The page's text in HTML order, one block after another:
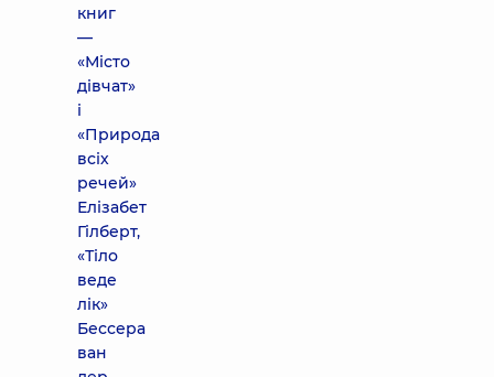
книг
—
«Місто
дівчат»
і
«Природа
всіх
речей»
Елізабет
Гілберт,
«Тіло
веде
лік»
Бессера
ван